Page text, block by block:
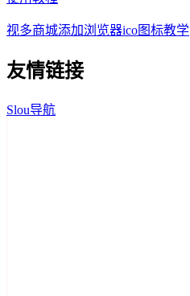
视多商城添加浏览器ico图标教学
友情链接
Slou导航